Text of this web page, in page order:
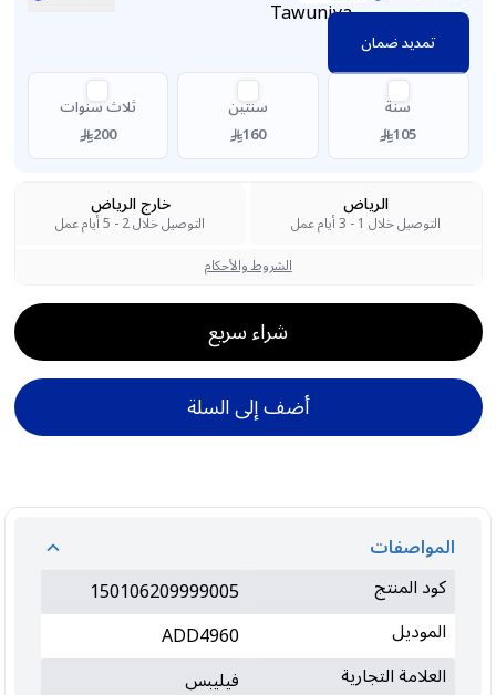
تمديد ضمان
سنة
105
سنتين
160
ثلاث سنوات
200
الرياض
التوصيل خلال 1 - 3 أيام عمل
خارج الرياض
التوصيل خلال 2 - 5 أيام عمل
الشروط والأحكام
شراء سريع
أضف إلى السلة
المواصفات
كود المنتج
150106209999005
الموديل
ADD4960
العلامة التجارية
فيليبس